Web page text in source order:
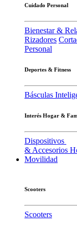
Cuidado Personal
Bienestar &
Rizadores
Personal
Deportes & Fitness
Básculas
Interés Hogar &
Dispositivos
& Accesorios
Movilidad
Scooters
Scooters